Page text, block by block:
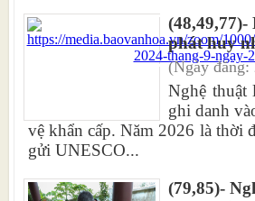
phát huy
(Ngày
Nghệ thuật
ghi danh
vệ khẩn cấp. Năm 2026 là thời
gửi UNESCO...
(79,85)-